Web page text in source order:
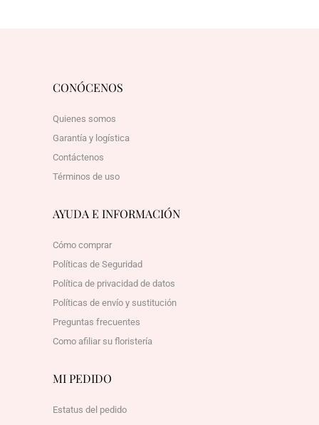
CONÓCENOS
Quienes somos
Garantía y logística
Contáctenos
Términos de uso
AYUDA E INFORMACIÓN
Cómo comprar
Políticas de Seguridad
Política de privacidad de datos
Políticas de envío y sustitución
Preguntas frecuentes
Como afiliar su floristería
MI PEDIDO
Estatus del pedido